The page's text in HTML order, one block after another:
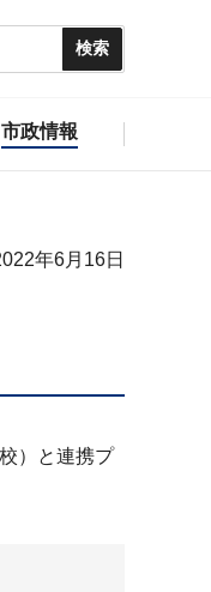
市政情報
年6月16日
）と連携プ